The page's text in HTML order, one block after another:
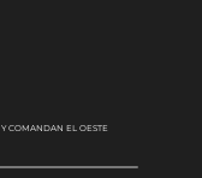
COMANDAN EL OESTE